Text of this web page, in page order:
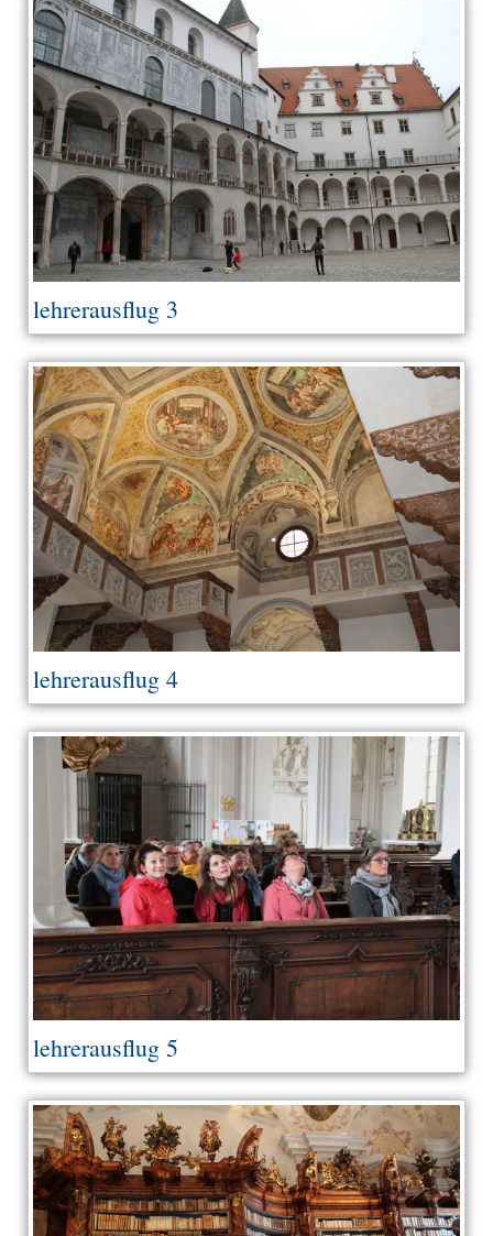
lehrerausflug 3
lehrerausflug 4
lehrerausflug 5